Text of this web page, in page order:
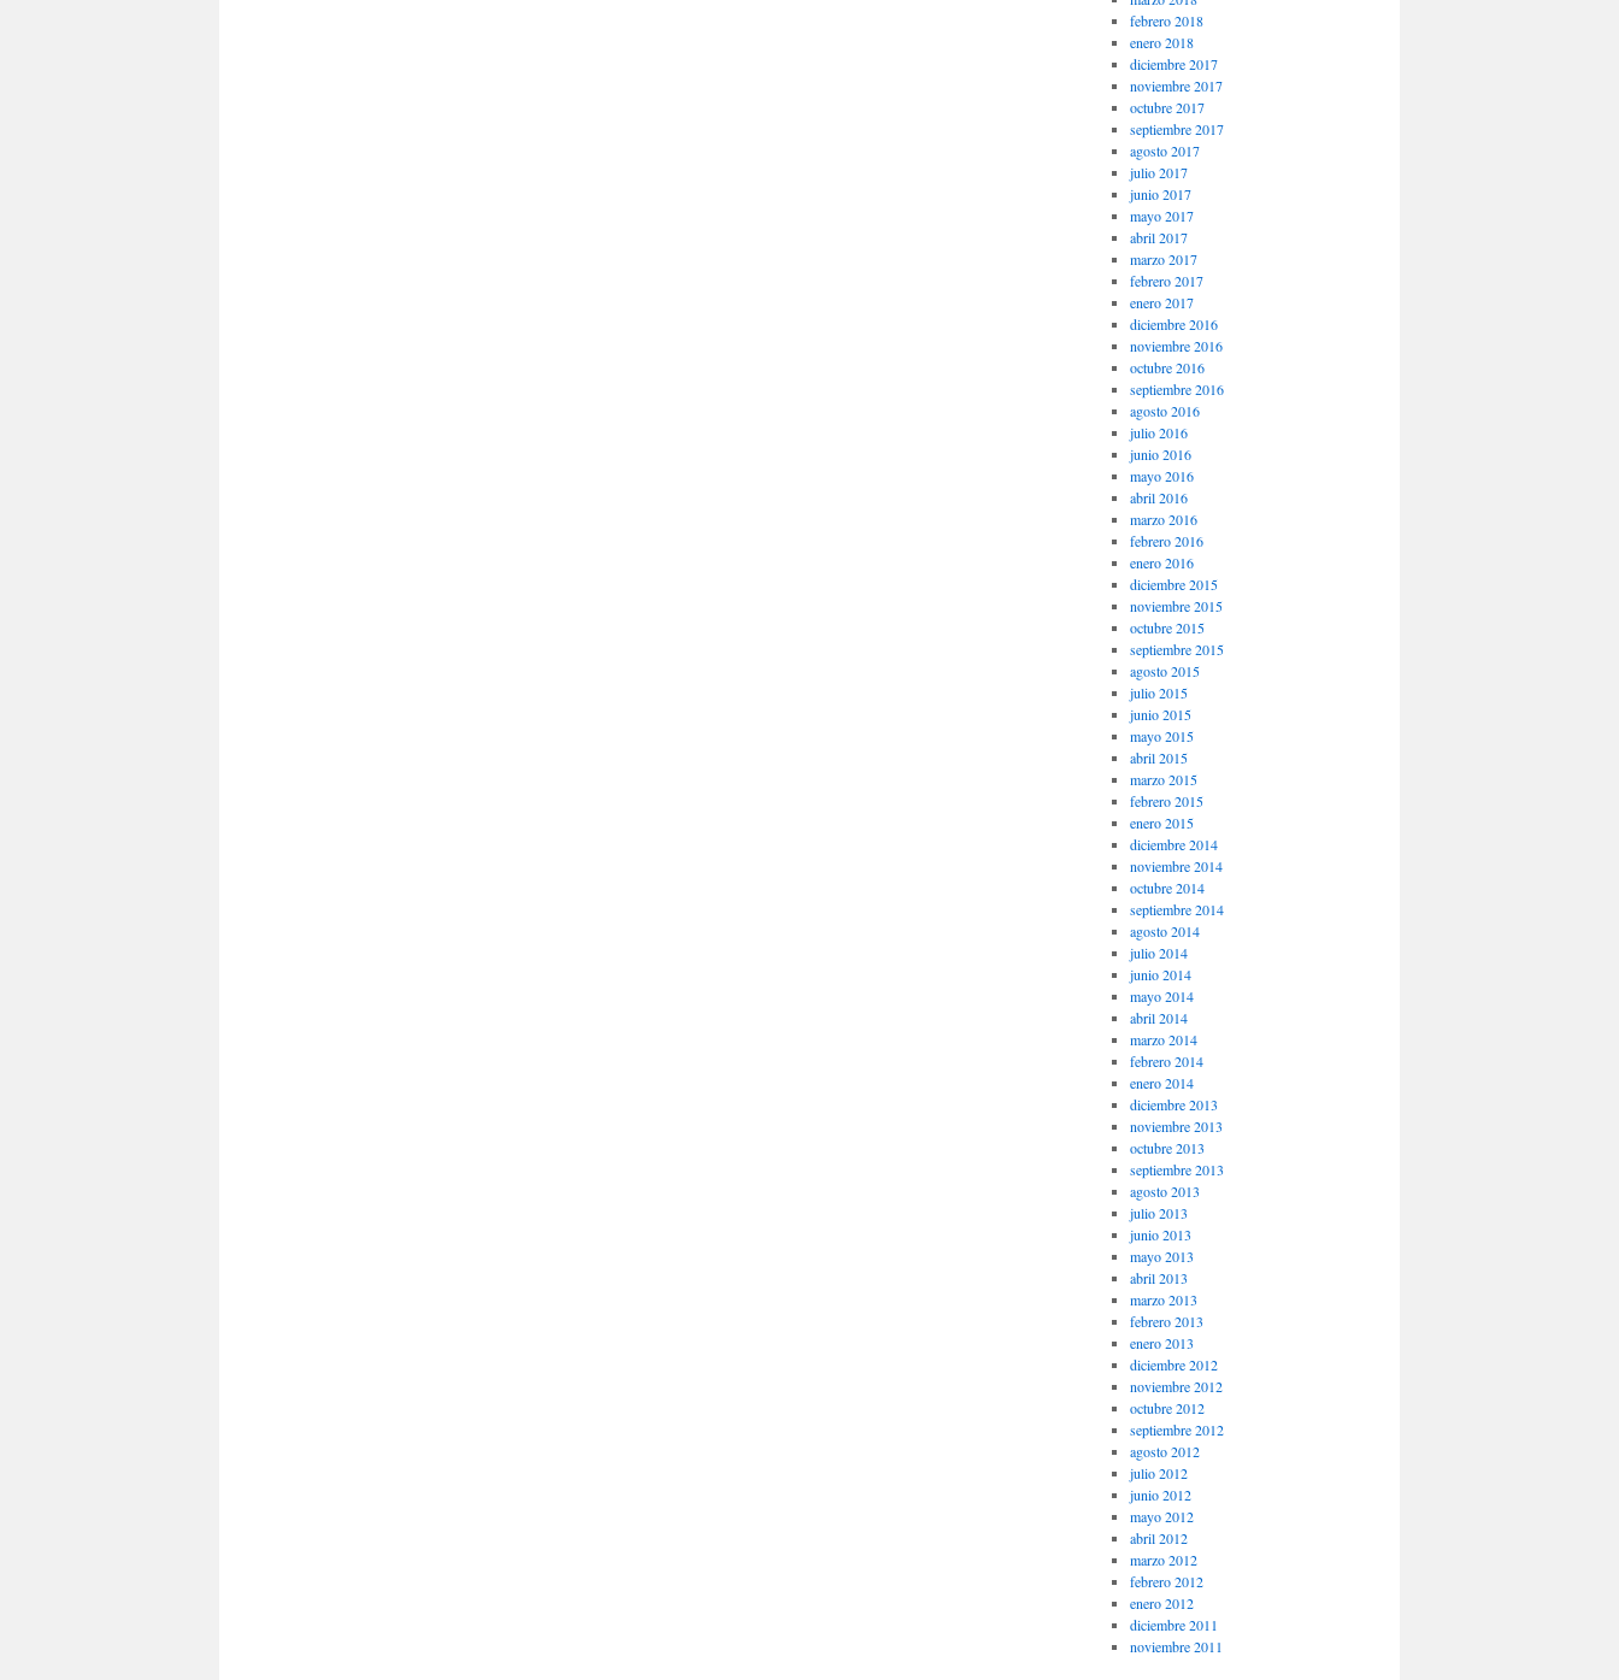
febrero 2018
enero 2018
diciembre 2017
noviembre 2017
octubre 2017
septiembre 2017
agosto 2017
julio 2017
junio 2017
mayo 2017
abril 2017
marzo 2017
febrero 2017
enero 2017
diciembre 2016
noviembre 2016
octubre 2016
septiembre 2016
agosto 2016
julio 2016
junio 2016
mayo 2016
abril 2016
marzo 2016
febrero 2016
enero 2016
diciembre 2015
noviembre 2015
octubre 2015
septiembre 2015
agosto 2015
julio 2015
junio 2015
mayo 2015
abril 2015
marzo 2015
febrero 2015
enero 2015
diciembre 2014
noviembre 2014
octubre 2014
septiembre 2014
agosto 2014
julio 2014
junio 2014
mayo 2014
abril 2014
marzo 2014
febrero 2014
enero 2014
diciembre 2013
noviembre 2013
octubre 2013
septiembre 2013
agosto 2013
julio 2013
junio 2013
mayo 2013
abril 2013
marzo 2013
febrero 2013
enero 2013
diciembre 2012
noviembre 2012
octubre 2012
septiembre 2012
agosto 2012
julio 2012
junio 2012
mayo 2012
abril 2012
marzo 2012
febrero 2012
enero 2012
diciembre 2011
noviembre 2011